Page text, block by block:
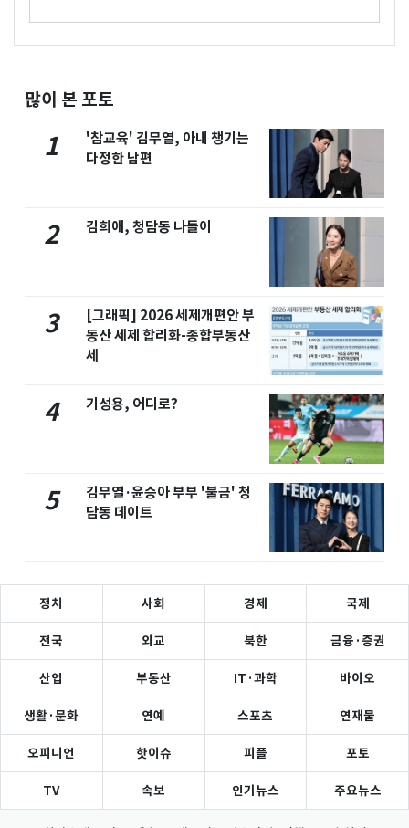
많이 본 포토
1
'참교육' 김무열, 아내 챙기는
다정한 남편
2 김희애, 청담동 나들이
3
[그래픽] 2026 세제개편안 부
동산 세제 합리화-종합부동산
세
4 기성용, 어디로?
5
김무열·윤승아 부부 '불금' 청
담동 데이트
정치 사회 경제 국제
전국 외교 북한 금융·증권
산업 부동산 IT·과학 바이오
생활·문화 연예 스포츠 연재물
오피니언 핫이슈 피플 포토
TV 속보 인기뉴스 주요뉴스